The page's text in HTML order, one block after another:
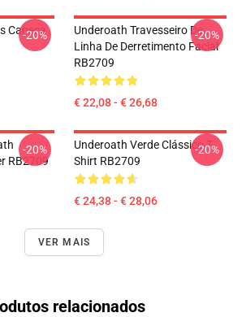
Caneca
-20%
Underoath Travesseiro De
Linha De Derretimento Facial
RB2709
€ 22,08 - € 26,68
-20%
RB2709
-20%
Underoath Verde Clássico T-
Shirt RB2709
€ 24,38 - € 28,06
-20%
VER MAIS
relacionados